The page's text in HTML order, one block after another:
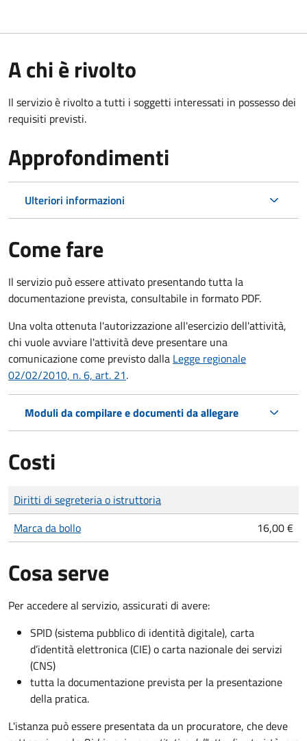
A chi è rivolto
Il servizio è rivolto a tutti i soggetti interessati in possesso dei
requisiti previsti.
Approfondimenti
Ulteriori informazioni
Come fare
Il servizio può essere attivato presentando tutta la
documentazione prevista, consultabile in formato PDF.
Una volta ottenuta l'autorizzazione all'esercizio dell'attività,
chi vuole avviare l'attività deve presentare una
comunicazione come previsto dalla Legge regionale
02/02/2010, n. 6, art. 21.
Moduli da compilare e documenti da allegare
Costi
Tipo di pagamento
Importo
Diritti di segreteria o istruttoria
Marca da bollo
16,00 €
Cosa serve
Per accedere al servizio, assicurati di avere:
SPID (sistema pubblico di identità digitale), carta
d’identità elettronica (CIE) o carta nazionale dei servizi
(CNS)
tutta la documentazione prevista per la presentazione
della pratica.
L'istanza può essere presentata da un procuratore, che deve